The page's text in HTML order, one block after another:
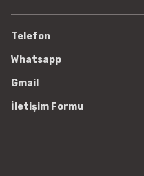
Telefon
Whatsapp
Gmail
İletişim Formu